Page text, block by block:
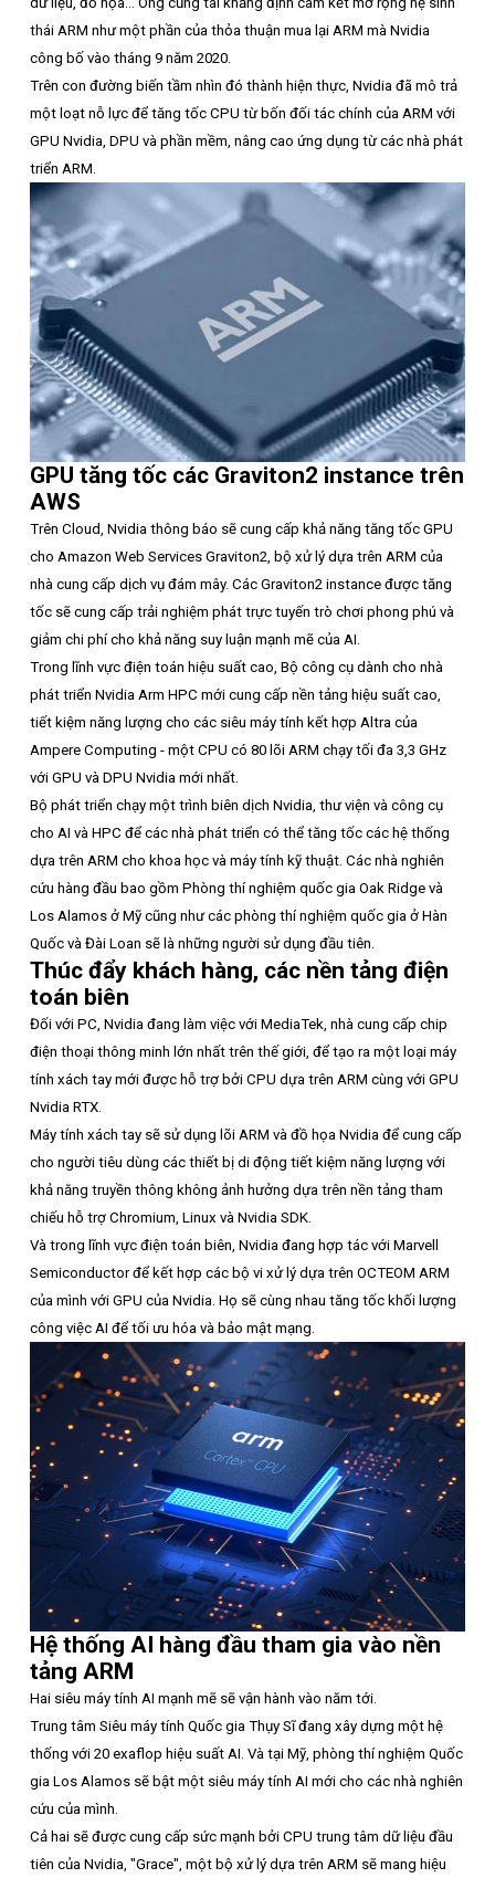
thái ARM như một phần của thỏa thuận mua lại ARM mà Nvidia
công bố vào tháng 9 năm 2020.
Trên con đường biến tầm nhìn đó thành hiện thực, Nvidia đã mô trả
một loạt nỗ lực để tăng tốc CPU từ bốn đối tác chính của ARM với
GPU Nvidia, DPU và phần mềm, nâng cao ứng dụng từ các nhà phát
triển ARM.
GPU tăng tốc các Graviton2 instance trên
AWS
Trên Cloud, Nvidia thông báo sẽ cung cấp khả năng tăng tốc GPU
cho Amazon Web Services Graviton2, bộ xử lý dựa trên ARM của
nhà cung cấp dịch vụ đám mây. Các Graviton2 instance được tăng
tốc sẽ cung cấp trải nghiệm phát trực tuyến trò chơi phong phú và
giảm chi phí cho khả năng suy luận mạnh mẽ của AI.
Trong lĩnh vực điện toán hiệu suất cao, Bộ công cụ dành cho nhà
phát triển Nvidia Arm HPC mới cung cấp nền tảng hiệu suất cao,
tiết kiệm năng lượng cho các siêu máy tính kết hợp Altra của
Ampere Computing - một CPU có 80 lõi ARM chạy tối đa 3,3 GHz
với GPU và DPU Nvidia mới nhất.
Bộ phát triển chạy một trình biên dịch Nvidia, thư viện và công cụ
cho AI và HPC để các nhà phát triển có thể tăng tốc các hệ thống
dựa trên ARM cho khoa học và máy tính kỹ thuật. Các nhà nghiên
cứu hàng đầu bao gồm Phòng thí nghiệm quốc gia Oak Ridge và
Los Alamos ở Mỹ cũng như các phòng thí nghiệm quốc gia ở Hàn
Quốc và Đài Loan sẽ là những người sử dụng đầu tiên.
Thúc đẩy khách hàng, các nền tảng điện
toán biên
Đối với PC, Nvidia đang làm việc với MediaTek, nhà cung cấp chip
điện thoại thông minh lớn nhất trên thế giới, để tạo ra một loại máy
tính xách tay mới được hỗ trợ bởi CPU dựa trên ARM cùng với GPU
Nvidia RTX.
Máy tính xách tay sẽ sử dụng lõi ARM và đồ họa Nvidia để cung cấp
cho người tiêu dùng các thiết bị di động tiết kiệm năng lượng với
khả năng truyền thông không ảnh hưởng dựa trên nền tảng tham
chiếu hỗ trợ Chromium, Linux và Nvidia SDK.
Và trong lĩnh vực điện toán biên, Nvidia đang hợp tác với Marvell
Semiconductor để kết hợp các bộ vi xử lý dựa trên OCTEOM ARM
của mình với GPU của Nvidia. Họ sẽ cùng nhau tăng tốc khối lượng
công việc AI để tối ưu hóa và bảo mật mạng.
Hệ thống AI hàng đầu tham gia vào nền
tảng ARM
Hai siêu máy tính AI mạnh mẽ sẽ vận hành vào năm tới.
Trung tâm Siêu máy tính Quốc gia Thụy Sĩ đang xây dựng một hệ
thống với 20 exaflop hiệu suất AI. Và tại Mỹ, phòng thí nghiệm Quốc
gia Los Alamos sẽ bật một siêu máy tính AI mới cho các nhà nghiên
cứu của mình.
Cả hai sẽ được cung cấp sức mạnh bởi CPU trung tâm dữ liệu đầu
tiên của Nvidia, "Grace", một bộ xử lý dựa trên ARM sẽ mang hiệu